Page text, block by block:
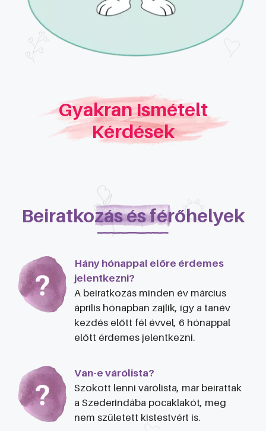
Gyakran Ismételt
Kérdések
Beiratkozás és férőhelyek
Hány hónappal előre érdemes
jelentkezni?
A beiratkozás minden év március
április hónapban zajlik, így a tanév
kezdés előtt fél évvel, 6 hónappal
előtt érdemes jelentkezni.
Van-e várólista?
Szokott lenni várólista, már beírattak
a Szederindába pocaklakót, meg
nem született kistestvért is.